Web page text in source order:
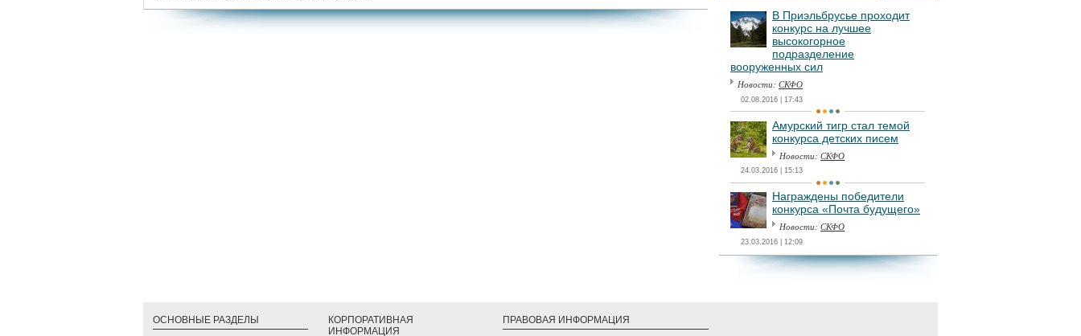
В Приэльбрусье проходит
конкурс на лучшее
высокогорное
подразделение
вооруженных сил
Новости: СКФО
02.08.2016 | 17:43
Амурский тигр стал темой
конкурса детских писем
Новости: СКФО
24.03.2016 | 15:13
Награждены победители
конкурса «Почта будущего»
Новости: СКФО
23.03.2016 | 12:09
ОСНОВНЫЕ РАЗДЕЛЫ
КОРПОРАТИВНАЯ
ИНФОРМАЦИЯ
ПРАВОВАЯ ИНФОРМАЦИЯ